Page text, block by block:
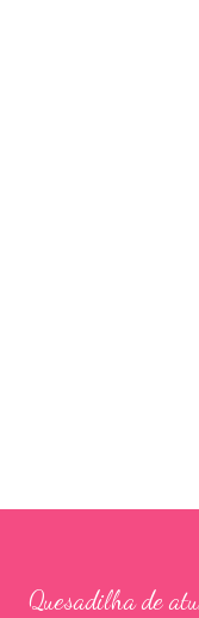
Quesadilha de